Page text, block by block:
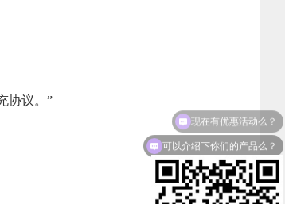
协议。”
可以介绍下你们的产品么？